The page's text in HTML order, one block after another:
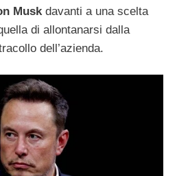
Muskdavanti a una scelta
di allontanarsi dalla
dell’azienda.